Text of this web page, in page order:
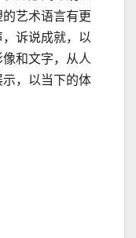
艺术语言有更
诉说成就，以
和文字，从人
，以当下的体